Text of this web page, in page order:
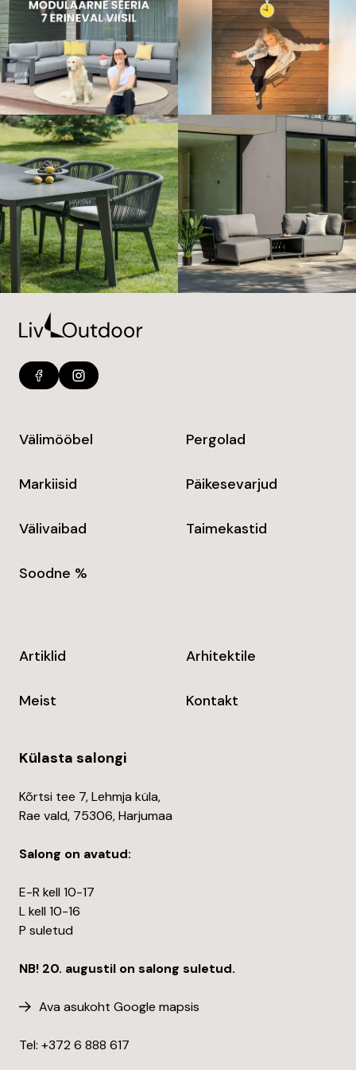
Välimööbel Pergolad
Markiisid Päikesevarjud
Välivaibad Taimekastid
Soodne %
Artiklid Arhitektile
Meist Kontakt
Külasta salongi
Kõrtsi tee 7, Lehmja küla,
Rae vald, 75306, Harjumaa
Salong on avatud:
E-R kell 10-17
L kell 10-16
P suletud
NB! 20. augustil on salong suletud.
Ava asukoht Google mapsis
Tel: +372 6 888 617